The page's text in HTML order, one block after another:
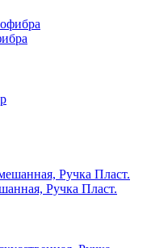
Ручка Пласт.